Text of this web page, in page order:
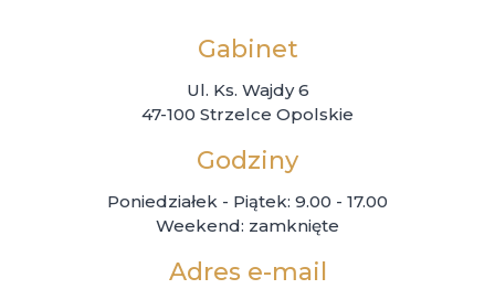
Gabinet
Ul. Ks. Wajdy 6
47-100 Strzelce Opolskie
Godziny
Poniedziałek - Piątek: 9.00 - 17.00
Weekend: zamknięte
Adres e-mail